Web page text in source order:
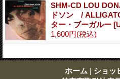
SHM-CD LOU
ドソン /
ター・ブーガルー
1,600円(税込)
ホーム | ショッ